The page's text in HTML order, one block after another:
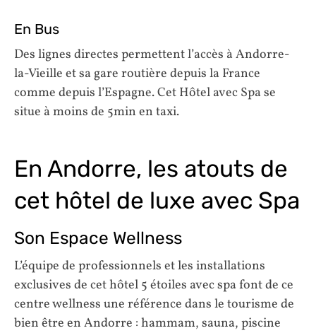
En Bus
Des lignes directes permettent l’accès à Andorre-
la-Vieille et sa gare routière depuis la France
comme depuis l’Espagne. Cet Hôtel avec Spa se
situe à moins de 5min en taxi.
En Andorre, les atouts de
cet hôtel de luxe avec Spa
Son Espace Wellness
L’équipe de professionnels et les installations
exclusives de cet hôtel 5 étoiles avec spa font de ce
centre wellness une référence dans le tourisme de
bien être en Andorre : hammam, sauna, piscine